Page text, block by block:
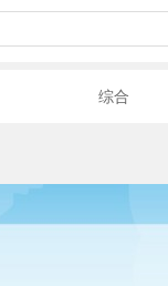
综合